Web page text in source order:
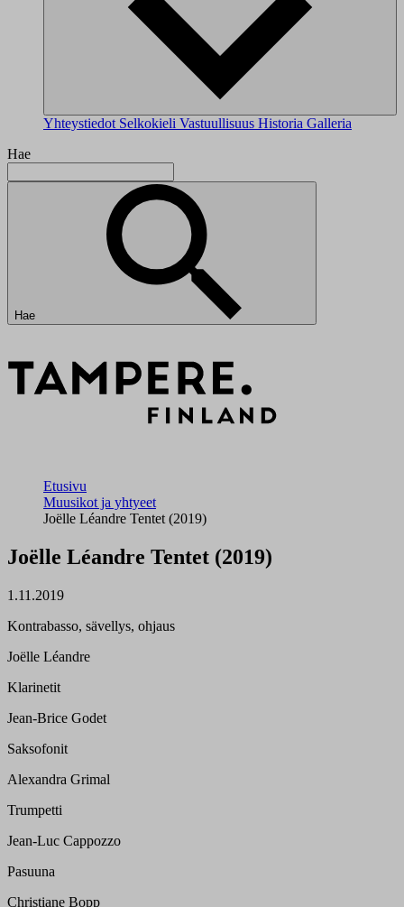
Yhteystiedot Selkokieli Vastuullisuus Historia Galleria
Hae
Hae
Etusivu
Muusikot ja yhtyeet
Joëlle Léandre Tentet (2019)
Joëlle Léandre Tentet (2019)
1.11.2019
Kontrabasso, sävellys, ohjaus
Joëlle Léandre
Klarinetit
Jean-Brice Godet
Saksofonit
Alexandra Grimal
Trumpetti
Jean-Luc Cappozzo
Pasuuna
Christiane Bopp